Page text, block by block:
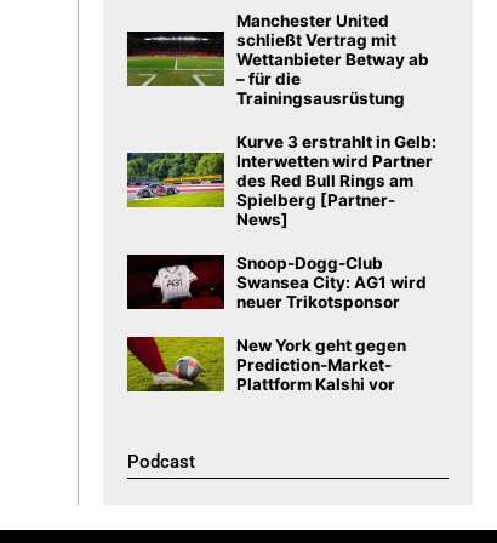
Manchester United
schließt Vertrag mit
Wettanbieter Betway ab
– für die
Trainingsausrüstung
Kurve 3 erstrahlt in Gelb:
Interwetten wird Partner
des Red Bull Rings am
Spielberg [Partner-
News]
Snoop-Dogg-Club
Swansea City: AG1 wird
neuer Trikotsponsor
New York geht gegen
Prediction-Market-
Plattform Kalshi vor
Podcast​